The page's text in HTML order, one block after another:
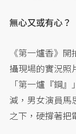
無心又或有心？
《第一爐香》
攝現場的實況照
「第一爐『鋼
減，男女演員馬
之下，硬撐著把